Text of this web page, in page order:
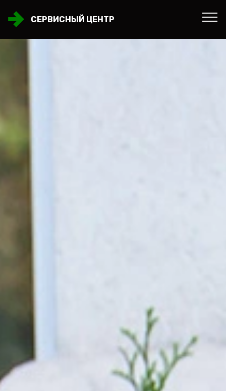
СЕРВИСНЫЙ ЦЕНТР